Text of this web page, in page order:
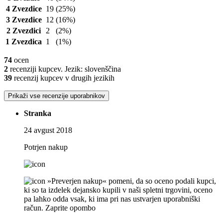
4 Zvezdice 19 (25%)
3 Zvezdice 12 (16%)
2 Zvezdici
2
(2%)
1 Zvezdica 1 (1%)
74 ocen
2 recenziji kupcev. Jezik: slovenščina
39 recenzij kupcev v drugih jezikih
Prikaži vse recenzije uporabnikov
Stranka
24 avgust 2018
Potrjen nakup
»Preverjen nakup« pomeni, da so oceno podali kupci,
ki so ta izdelek dejansko kupili v naši spletni trgovini, oceno
pa lahko odda vsak, ki ima pri nas ustvarjen uporabniški
račun. Zaprite opombo